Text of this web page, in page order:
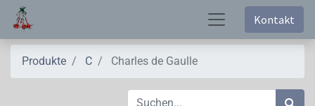
Kontakt
Produkte C Charles de Gaulle